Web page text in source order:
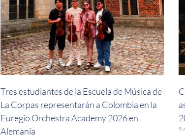
Tres estudiantes de la Escuela de Música de
La Corpas representarán a Colombia en la
Euregio Orchestra Academy 2026 en
Alemania
5